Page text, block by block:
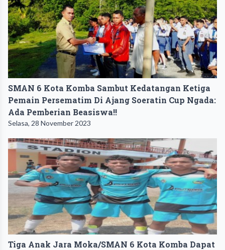
SMAN 6 Kota Komba Sambut Kedatangan Ketiga
Pemain Persematim Di Ajang Soeratin Cup Ngada:
Ada Pemberian Beasiswa!!
Selasa, 28 November 2023
Tiga Anak Jara Moka/SMAN 6 Kota Komba Dapat